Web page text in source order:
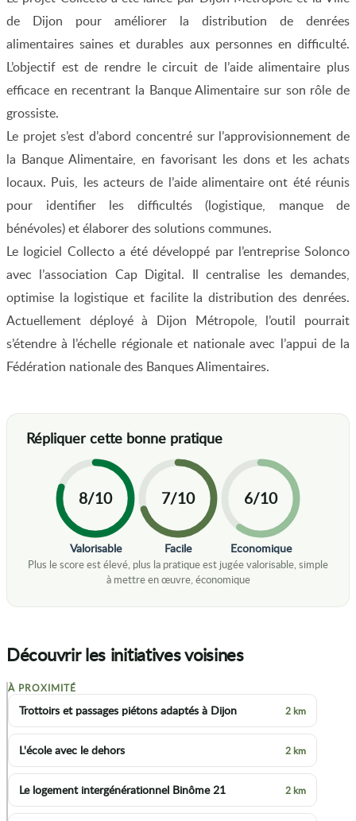
de Dijon pour améliorer la distribution de denrées
alimentaires saines et durables aux personnes en difficulté.
L’objectif est de rendre le circuit de l’aide alimentaire plus
efficace en recentrant la Banque Alimentaire sur son rôle de
grossiste.
Le projet s’est d’abord concentré sur l’approvisionnement de
la Banque Alimentaire, en favorisant les dons et les achats
locaux. Puis, les acteurs de l’aide alimentaire ont été réunis
pour identifier les difficultés (logistique, manque de
bénévoles) et élaborer des solutions communes.
Le logiciel Collecto a été développé par l’entreprise Solonco
avec l’association Cap Digital. Il centralise les demandes,
optimise la logistique et facilite la distribution des denrées.
Actuellement déployé à Dijon Métropole, l’outil pourrait
s’étendre à l’échelle régionale et nationale avec l’appui de la
Fédération nationale des Banques Alimentaires.
8/10
Valorisable
7/10
Facile
6/10
Economique
Découvrir les initiatives voisines
+
−
À PROXIMITÉ
Trottoirs et passages piétons adaptés à Dijon 2 km
L'école avec le dehors 2 km
Le logement intergénérationnel Binôme 21 2 km